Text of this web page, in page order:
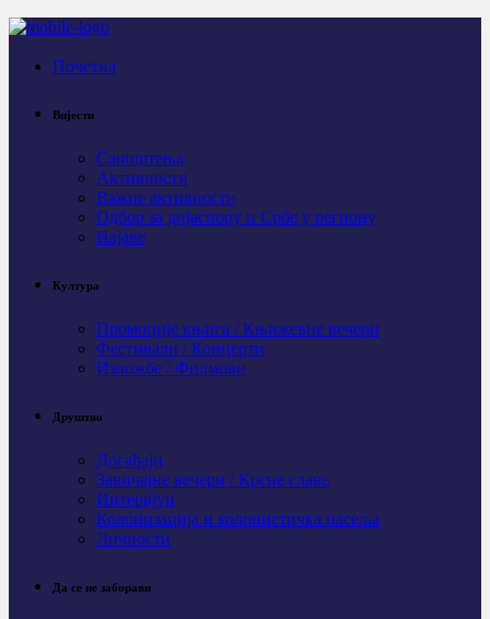
Почетна
Вијести
Саопштења
Активности
Важне активности
Одбор за дијаспору и Србе у региону
Најаве
Култура
Промоције књига / Књижевне вечери
Фестивали / Концерти
Изложбе / Филмови
Друштво
Догађаји
Завичајне вечери / Крсне славе
Интервјуи
Колонизација и колонистичка насеља
Личности
Да се не заборави